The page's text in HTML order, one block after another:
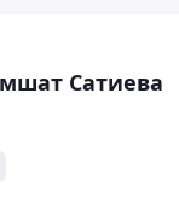
Сатиева